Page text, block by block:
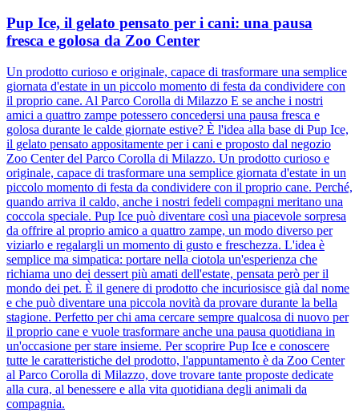
Pup Ice, il gelato pensato per i cani: una pausa
fresca e golosa da Zoo Center
Un prodotto curioso e originale, capace di trasformare una semplice
giornata d'estate in un piccolo momento di festa da condividere con
il proprio cane. Al Parco Corolla di Milazzo E se anche i nostri
amici a quattro zampe potessero concedersi una pausa fresca e
golosa durante le calde giornate estive? È l'idea alla base di Pup Ice,
il gelato pensato appositamente per i cani e proposto dal negozio
Zoo Center del Parco Corolla di Milazzo. Un prodotto curioso e
originale, capace di trasformare una semplice giornata d'estate in un
piccolo momento di festa da condividere con il proprio cane. Perché,
quando arriva il caldo, anche i nostri fedeli compagni meritano una
coccola speciale. Pup Ice può diventare così una piacevole sorpresa
da offrire al proprio amico a quattro zampe, un modo diverso per
viziarlo e regalargli un momento di gusto e freschezza. L'idea è
semplice ma simpatica: portare nella ciotola un'esperienza che
richiama uno dei dessert più amati dell'estate, pensata però per il
mondo dei pet. È il genere di prodotto che incuriosisce già dal nome
e che può diventare una piccola novità da provare durante la bella
stagione. Perfetto per chi ama cercare sempre qualcosa di nuovo per
il proprio cane e vuole trasformare anche una pausa quotidiana in
un'occasione per stare insieme. Per scoprire Pup Ice e conoscere
tutte le caratteristiche del prodotto, l'appuntamento è da Zoo Center
al Parco Corolla di Milazzo, dove trovare tante proposte dedicate
alla cura, al benessere e alla vita quotidiana degli animali da
compagnia.